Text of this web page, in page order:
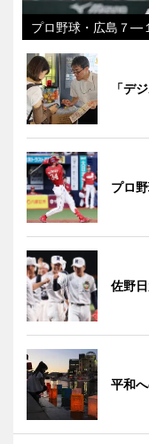
プロ野球・広島７―
「デ
プロ
佐野
平和